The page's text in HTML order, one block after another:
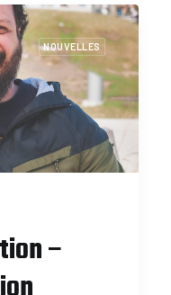
NOUVELLES
–